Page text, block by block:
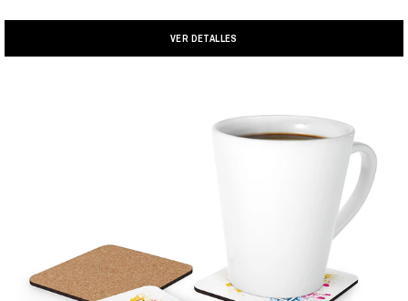
VER DETALLES